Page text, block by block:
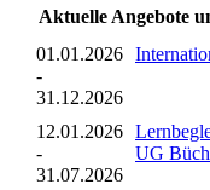
Aktuelle Angebote
01.01.2026
-
31.12.2026
12.01.2026
-
31.07.2026
UG